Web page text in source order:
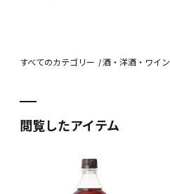
すべてのカテゴリー 酒・洋酒・ワイン
閲覧したアイテム